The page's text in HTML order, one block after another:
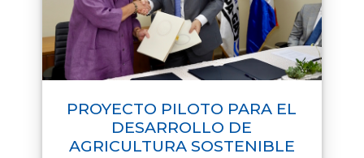
PROYECTO PILOTO PARA EL
DESARROLLO DE
AGRICULTURA SOSTENIBLE